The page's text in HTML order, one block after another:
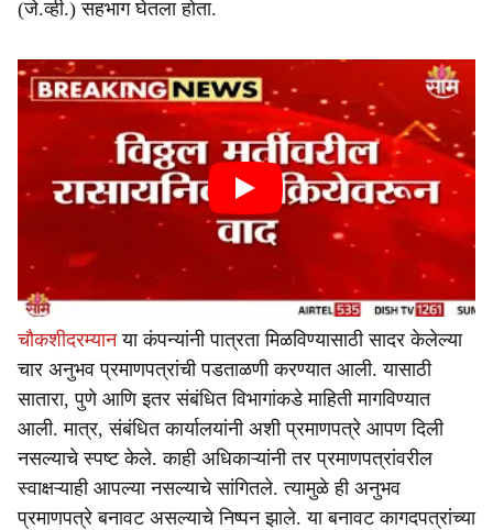
(जे.व्ही.) सहभाग घेतला होता.
चौकशीदरम्यानया कंपन्यांनी पात्रता मिळविण्यासाठी सादर केलेल्या
चार अनुभव प्रमाणपत्रांची पडताळणी करण्यात आली. यासाठी
सातारा, पुणे आणि इतर संबंधित विभागांकडे माहिती मागविण्यात
आली. मात्र, संबंधित कार्यालयांनी अशी प्रमाणपत्रे आपण दिली
नसल्याचे स्पष्ट केले. काही अधिकाऱ्यांनी तर प्रमाणपत्रांवरील
स्वाक्षऱ्याही आपल्या नसल्याचे सांगितले. त्यामुळे ही अनुभव
प्रमाणपत्रे बनावट असल्याचे निष्पन झाले. या बनावट कागदपत्रांच्या